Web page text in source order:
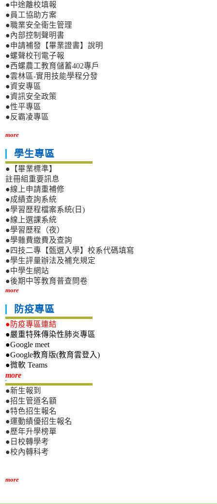
●中途離校填報
●員工協助方案
●職業安全衛生管理
●內部控制聲明書
●申請補發【畢業證書】說明
●螺聲校刊電子報
●西螺農工教育儲蓄402專戶
●雲林區-實用技能學程分發
●資安專區
●資訊安全政策
●性平專區
●反霸凌專區
more
學生專區
●【畢業標準】
註冊組重要訊息
●線上申請重補修
●成績查詢系統
●學習歷程檔案系統(日)
●線上選課系統
●學習歷程（夜）
●學雜費繳費及查詢
●四技二專【甄選入學】校系代碼填寫
●學生評量辦法及補充規定
●中學生網站
●後期中等教育普查問卷
more
防疫專區
●防疫專區連結
●嚴重特殊傳染性肺炎專區
●Google meet
●Google教育版(教育雲登入)
●微軟 Teams
more新生專區
●新生報到
●招生管道名額
●特色招生報名
●運動績優招生報名
●歷年升學榜單
●日校轉學考
●校內轉科考
more